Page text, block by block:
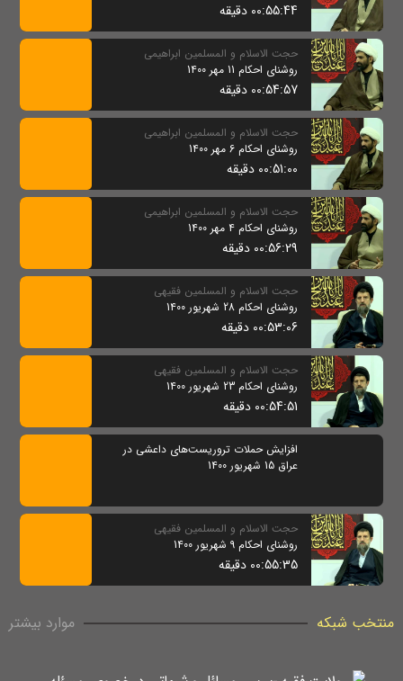
00:55:44 دقیقه
حجت الاسلام و المسلمین ابراهیمی
روشنای احکام 11 مهر 1400
00:54:57 دقیقه
حجت الاسلام و المسلمین ابراهیمی
روشنای احکام 6 مهر 1400
00:51:00 دقیقه
حجت الاسلام و المسلمین ابراهیمی
روشنای احکام 4 مهر 1400
00:56:29 دقیقه
حجت الاسلام و المسلمین فقیهی
روشنای احکام 28 شهریور 1400
00:53:06 دقیقه
حجت الاسلام و المسلمین فقیهی
روشنای احکام 23 شهریور 1400
00:54:51 دقیقه
افزایش حملات تروریست‌های داعشی در
عراق 15 شهریور 1400
حجت الاسلام و المسلمین فقیهی
روشنای احکام 9 شهریور 1400
00:55:35 دقیقه
منتخب شبکه موارد بیشتر